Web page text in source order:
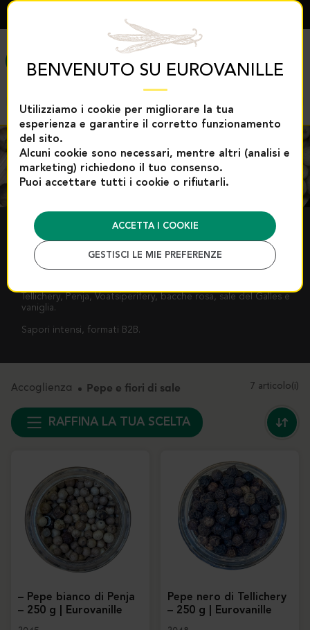
BENVENUTO SU EUROVANILLE
Utilizziamo i cookie per migliorare la tua
esperienza e garantire il corretto funzionamento
del sito.
Alcuni cookie sono necessari, mentre altri (analisi e
marketing) richiedono il tuo consenso.
Puoi accettare tutti i cookie o rifiutarli.
ACCETTA I COOKIE
GESTISCI LE MIE PREFERENZE
MENÙ
PEPE E FIORI DI SALE
Tellichery, Penja, Voatsiperifery, bacche rosa, sale del Galles e
vaniglia.
Sapori intensi, formati B2B.
Accoglienza Pepe e fiori di sale 7 articolo(i)
RAFFINA LA TUA SCELTA
– Pepe bianco di Penja
– 250 g | Eurovanille
Pepe nero di Tellichery
– 250 g | Eurovanille